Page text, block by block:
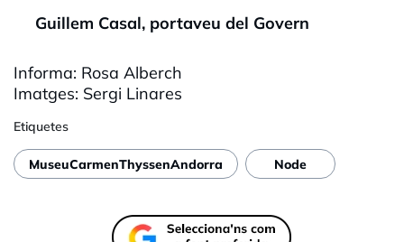
Guillem Casal, portaveu del Govern
Informa: Rosa Alberch
Imatges: Sergi Linares
Etiquetes
MuseuCarmenThyssenAndorra Node